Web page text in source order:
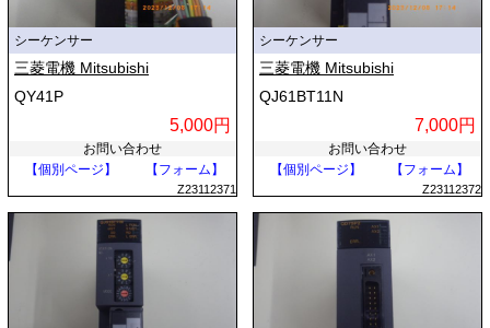
シーケンサー
三菱電機 Mitsubishi
QY41P
5,000円
お問い合わせ
【個別ページ】
【フォーム】
Z23112371
シーケンサー
三菱電機 Mitsubishi
QJ61BT11N
7,000円
お問い合わせ
【個別ページ】
【フォーム】
Z23112372